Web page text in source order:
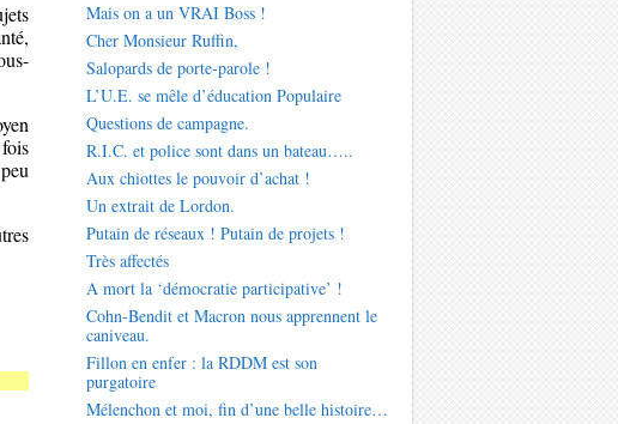
Mais on a un VRAI Boss !
Cher Monsieur Ruffin,
Salopards de porte-parole !
L’U.E. se mêle d’éducation Populaire
Questions de campagne.
R.I.C. et police sont dans un bateau…..
Aux chiottes le pouvoir d’achat !
Un extrait de Lordon.
Putain de réseaux ! Putain de projets !
Très affectés
A mort la ‘démocratie participative’ !
Cohn-Bendit et Macron nous apprennent le
caniveau.
Fillon en enfer : la RDDM est son
purgatoire
Mélenchon et moi, fin d’une belle histoire…